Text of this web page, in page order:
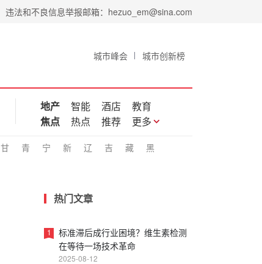
违法和不良信息举报邮箱：hezuo_em@sina.com
城市峰会 城市创新榜
地产 智能 酒店
教育
焦点
热点 推荐 更多
甘 青 宁 新 辽 吉 藏 黑
热门文章
标准滞后成行业困境？维生素检测
在等待一场技术革命
2025-08-12
1